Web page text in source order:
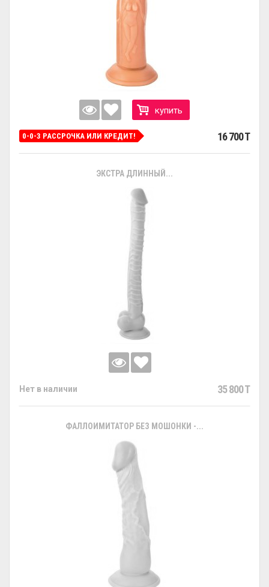
купить
0-0-3 РАССРОЧКА ИЛИ КРЕДИТ! 16 700 T
ЭКСТРА ДЛИННЫЙ...
Нет в наличии 35 800 T
ФАЛЛОИМИТАТОР БЕЗ МОШОНКИ -...